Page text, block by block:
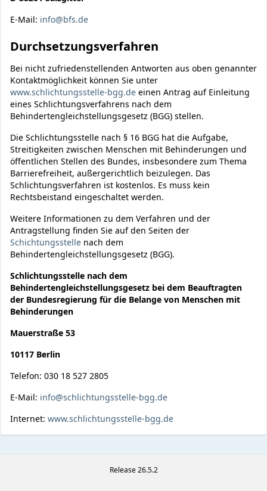
E-Mail: info@bfs.de
Durchsetzungsverfahren
Bei nicht zufriedenstellenden Antworten aus oben genannter
Kontaktmöglichkeit können Sie unter
www.schlichtungsstelle-bgg.de einen Antrag auf Einleitung
eines Schlichtungsverfahrens nach dem
Behindertengleichstellungsgesetz (BGG) stellen.
Die Schlichtungsstelle nach § 16 BGG hat die Aufgabe,
Streitigkeiten zwischen Menschen mit Behinderungen und
öffentlichen Stellen des Bundes, insbesondere zum Thema
Barrierefreiheit, außergerichtlich beizulegen. Das
Schlichtungsverfahren ist kostenlos. Es muss kein
Rechtsbeistand eingeschaltet werden.
Weitere Informationen zu dem Verfahren und der
Antragstellung finden Sie auf den Seiten der
Schichtungsstelle nach dem
Behindertengleichstellungsgesetz (BGG).
Schlichtungsstelle nach dem
Behindertengleichstellungsgesetz bei dem Beauftragten
der Bundesregierung für die Belange von Menschen mit
Behinderungen
Mauerstraße 53
10117 Berlin
Telefon: 030 18 527 2805
E-Mail: info@schlichtungsstelle-bgg.de
Internet: www.schlichtungsstelle-bgg.de
Release 26.5.2